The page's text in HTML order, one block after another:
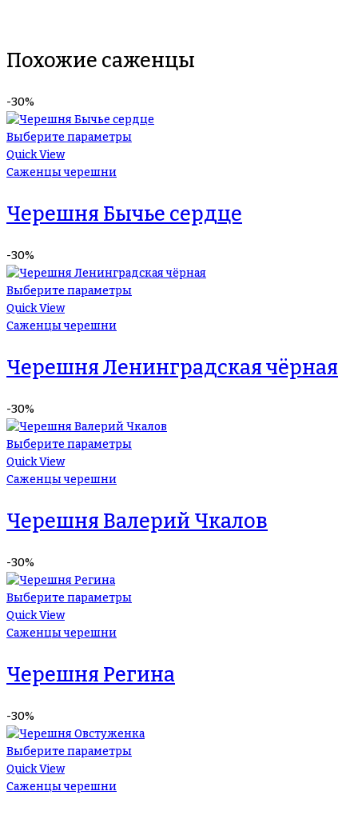
Похожие саженцы
-30%
Выберите параметры
Quick View
Саженцы черешни
Черешня Бычье сердце
-30%
Выберите параметры
Quick View
Саженцы черешни
Черешня Ленинградская чёрная
-30%
Выберите параметры
Quick View
Саженцы черешни
Черешня Валерий Чкалов
-30%
Выберите параметры
Quick View
Саженцы черешни
Черешня Регина
-30%
Выберите параметры
Quick View
Саженцы черешни